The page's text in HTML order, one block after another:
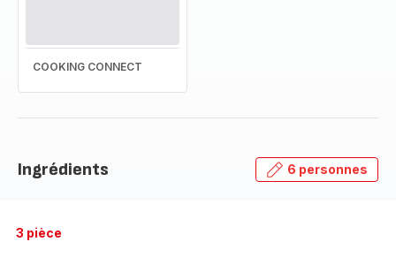
COOKING CONNECT
Ingrédients 6 personnes
3 pièce